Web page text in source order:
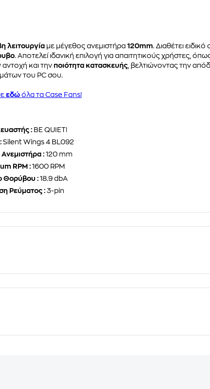
λειτουργίαμε μέγεθος ανεμιστήρα 120mm. Διαθέτει
. Αποτελεί ιδανική επιλογή για απαιτητικούς χρήστες,
αντοχή και την ποιότητα κατασκευής , βελτιώνοντας την
του PC σου.
εδώόλα τα Case Fans!
: BE QUIET!
Silent Wings 4 BL092
: 120 mm
RPM : 1600 RPM
Θορύβου : 18.9 dbA
Ρεύματος :3-pin